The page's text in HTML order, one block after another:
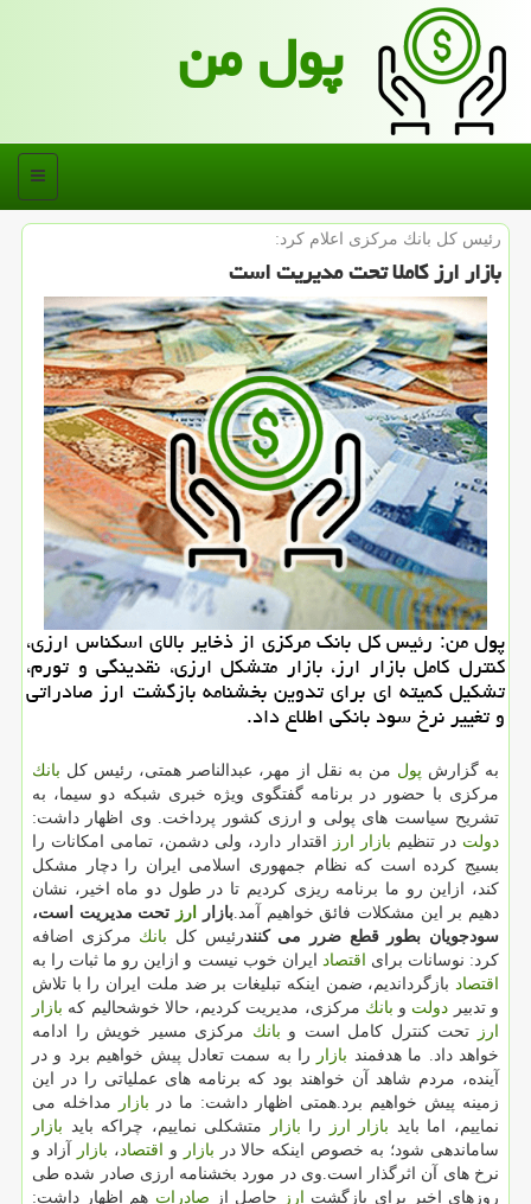
پول من
منو
رئیس كل بانك مركزی اعلام كرد:
بازار ارز كاملا تحت مدیریت است
پول من: رئیس كل بانك مركزی از ذخایر بالای اسكناس ارزی،
كنترل كامل بازار ارز، بازار متشكل ارزی، نقدینگی و تورم،
تشكیل كمیته ای برای تدوین بخشنامه بازگشت ارز صادراتی
و تغییر نرخ سود بانكی اطلاع داد.
به گزارش پول من به نقل از مهر، عبدالناصر همتی، رئیس كل بانك
مركزی با حضور در برنامه گفتگوی ویژه خبری شبكه دو سیما، به
تشریح سیاست های پولی و ارزی كشور پرداخت. وی اظهار داشت:
دولت در تنظیم بازار ارز
اقتدار دارد، ولی دشمن، تمامی امكانات را
بسیج كرده است كه نظام جمهوری اسلامی ایران را دچار مشكل
كند، ازاین رو ما برنامه ریزی كردیم تا در طول دو ماه اخیر، نشان
دهیم بر این مشكلات فائق خواهیم آمد.بازار ارز تحت مدیریت است،
سودجویان بطور قطع ضرر می كنندرئیس كل بانك مركزی اضافه
كرد: نوسانات برای اقتصاد ایران خوب نیست و ازاین رو ما ثبات را به
اقتصاد بازگرداندیم، ضمن اینكه تبلیغات بر ضد ملت ایران را با تلاش
و تدبیر دولت و بانك مركزی، مدیریت كردیم، حالا خوشحالیم كه بازار
ارز
تحت كنترل كامل است و بانك مركزی مسیر خویش را ادامه
خواهد داد. ما هدفمند بازار
را به سمت تعادل پیش خواهیم برد و در
آینده، مردم شاهد آن خواهند بود كه برنامه های عملیاتی را در این
زمینه پیش خواهیم برد.همتی اظهار داشت: ما در بازار
مداخله می
نماییم، اما باید بازار ارز را بازار متشكلی نماییم، چراكه باید بازار
ساماندهی شود؛ به خصوص اینكه حالا در بازار و اقتصاد ، بازار
آزاد و
نرخ های آن اثرگذار است.وی در مورد بخشنامه ارزی صادر شده طی
روزهای اخیر برای بازگشت ارز حاصل از صادرات هم اظهار داشت: